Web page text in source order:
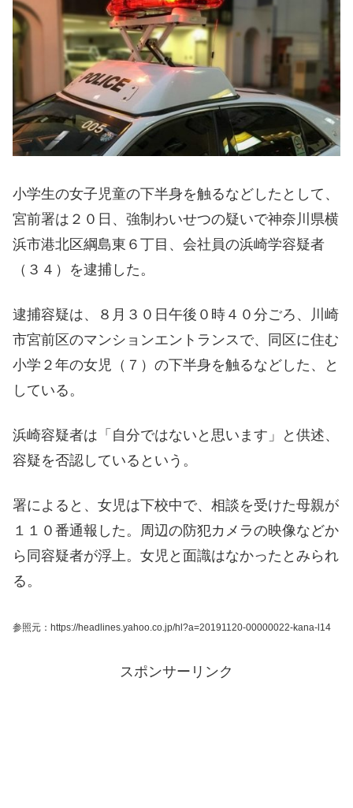
小学生の女子児童の下半身を触るなどしたとして、
宮前署は２０日、強制わいせつの疑いで神奈川県横
浜市港北区綱島東６丁目、会社員の浜崎学容疑者
（３４）を逮捕した。
逮捕容疑は、８月３０日午後０時４０分ごろ、川崎
市宮前区のマンションエントランスで、同区に住む
小学２年の女児（７）の下半身を触るなどした、と
している。
浜崎容疑者は「自分ではないと思います」と供述、
容疑を否認しているという。
署によると、女児は下校中で、相談を受けた母親が
１１０番通報した。周辺の防犯カメラの映像などか
ら同容疑者が浮上。女児と面識はなかったとみられ
る。
参照元：https://headlines.yahoo.co.jp/hl?a=20191120-00000022-kana-l14
スポンサーリンク